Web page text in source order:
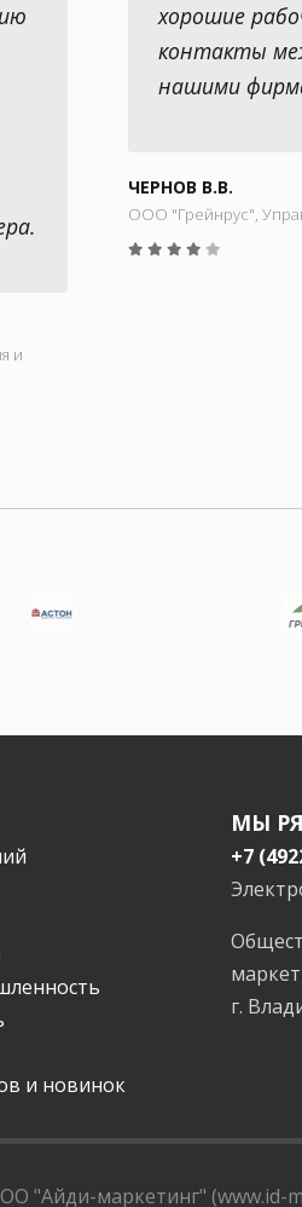
и
хорошие
контакты
нашими
ЧЕРНОВ В.В.
ООО "Грейнрус",
и новинок
МЫ
+7
г.
"Айди-маркетинг" (www.id-